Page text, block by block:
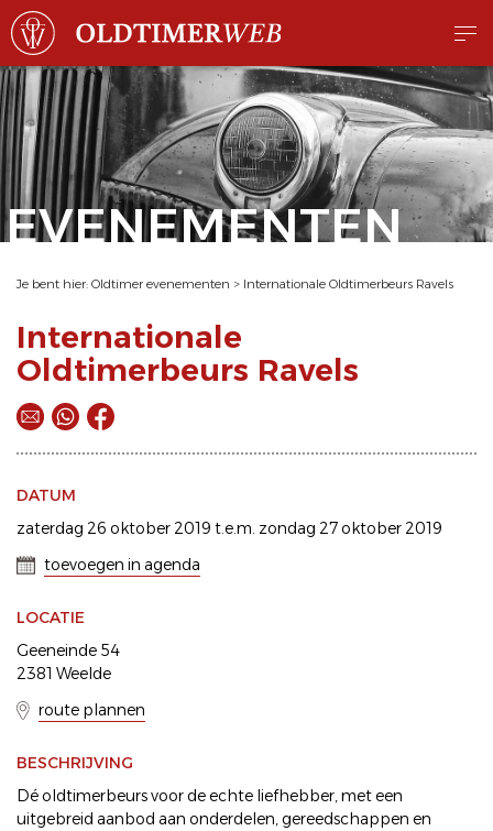
EVENEMENTEN
Je bent hier: Oldtimer evenementen > Internationale Oldtimerbeurs Ravels
Internationale
Oldtimerbeurs Ravels
DATUM
zaterdag 26 oktober 2019 t.e.m. zondag 27 oktober 2019
toevoegen in agenda
LOCATIE
Geeneinde 54
2381 Weelde
route plannen
BESCHRIJVING
Dé oldtimerbeurs voor de echte liefhebber, met een
uitgebreid aanbod aan onderdelen, gereedschappen en